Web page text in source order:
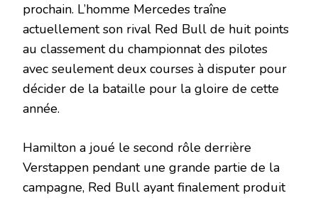
prochain. L’homme Mercedes traîne
actuellement son rival Red Bull de huit points
au classement du championnat des pilotes
avec seulement deux courses à disputer pour
décider de la bataille pour la gloire de cette
année.
Hamilton a joué le second rôle derrière
Verstappen pendant une grande partie de la
campagne, Red Bull ayant finalement produit